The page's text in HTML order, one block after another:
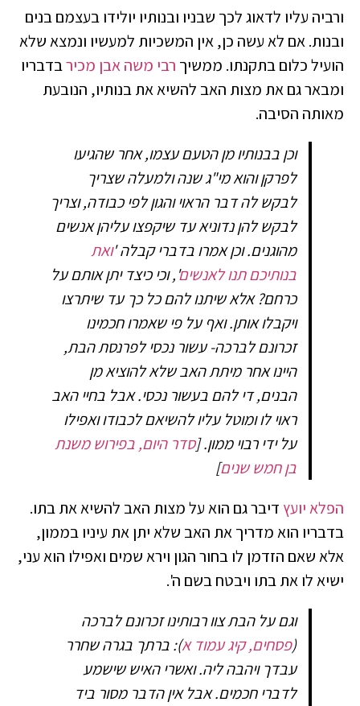
ורביה עליו לדאוג לכך שבניו ובנותיו יולידו בעצמם בנים
ובנות. אם לא עשה כן, אין המשכיות למעשיו ונמצא שלא
הועיל כלום בתקנתו. ממשיך רבי משה אבן מכירבדבריו
ומבאר גם את מצות האב להשיא את בנותיו, הנובעת
מאותה הסיבה.
וכן בבנותיו מן הטעם עצמו, אחר שהגיעו
לפרקן והוא מי"ג שנה ולמעלה שצריך
לבקש לה דבר הראוי והגון לפי כבודה, וצריך
לבקש להן נדוניא עד שיקפצו עליהן אנשים
מהוגנים. וכן אמרו בדברי קבלה 'ואת
בנותיכם תנו לאנשים', וכי כיצד יתן אותם על
כרחם? אלא שיתנו להם כל כך עד שיתרצו
ויקבלו אותן. ואף על פי שאמרו חכמינו
זכרונם לברכה- עשור נכסי לפרנסת הבת,
היינו אחר מיתת האב שלא להוציא מן
הבנים, די להם בעשור נכסי. אבל בחיי האב
ראוי לו ומוטל עליו להשיאם לכבודו ואפילו
על ידי רבוי ממון.[סדר היום, בפירוש משנת
בן חמש שנים]
הפלא יועץ דיבר גם הוא על מצות האב להשיא את בתו.
בדבריו הוא מדריך את האב שלא יתן את עיניו בממון,
אלא שאם הזדמן לו בחור הגון וירא שמים ואפילו הוא עני,
ישיא לו את בתו ויבטח בשם ה'.
וגם על הבת צוו רבותינו זכרונם לברכה
(פסחים, קיג עמוד א): ברתך בגרה שחרר
עבדך ויהבה ליה. ואשרי האיש שישמע
לדברי חכמים. אבל אין הדבר מסור ביד